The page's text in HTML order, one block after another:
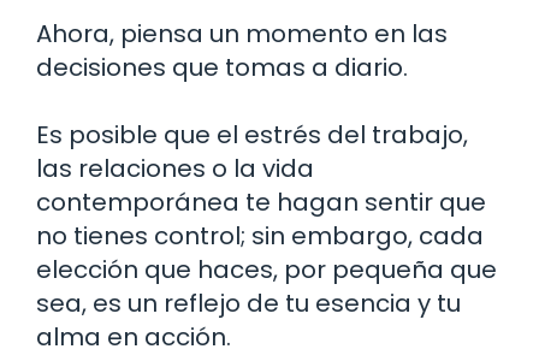
Ahora, piensa un momento en las
decisiones que tomas a diario.
Es posible que el estrés del trabajo,
las relaciones o la vida
contemporánea te hagan sentir que
no tienes control; sin embargo, cada
elección que haces, por pequeña que
sea, es un reflejo de tu esencia y tu
alma en acción.